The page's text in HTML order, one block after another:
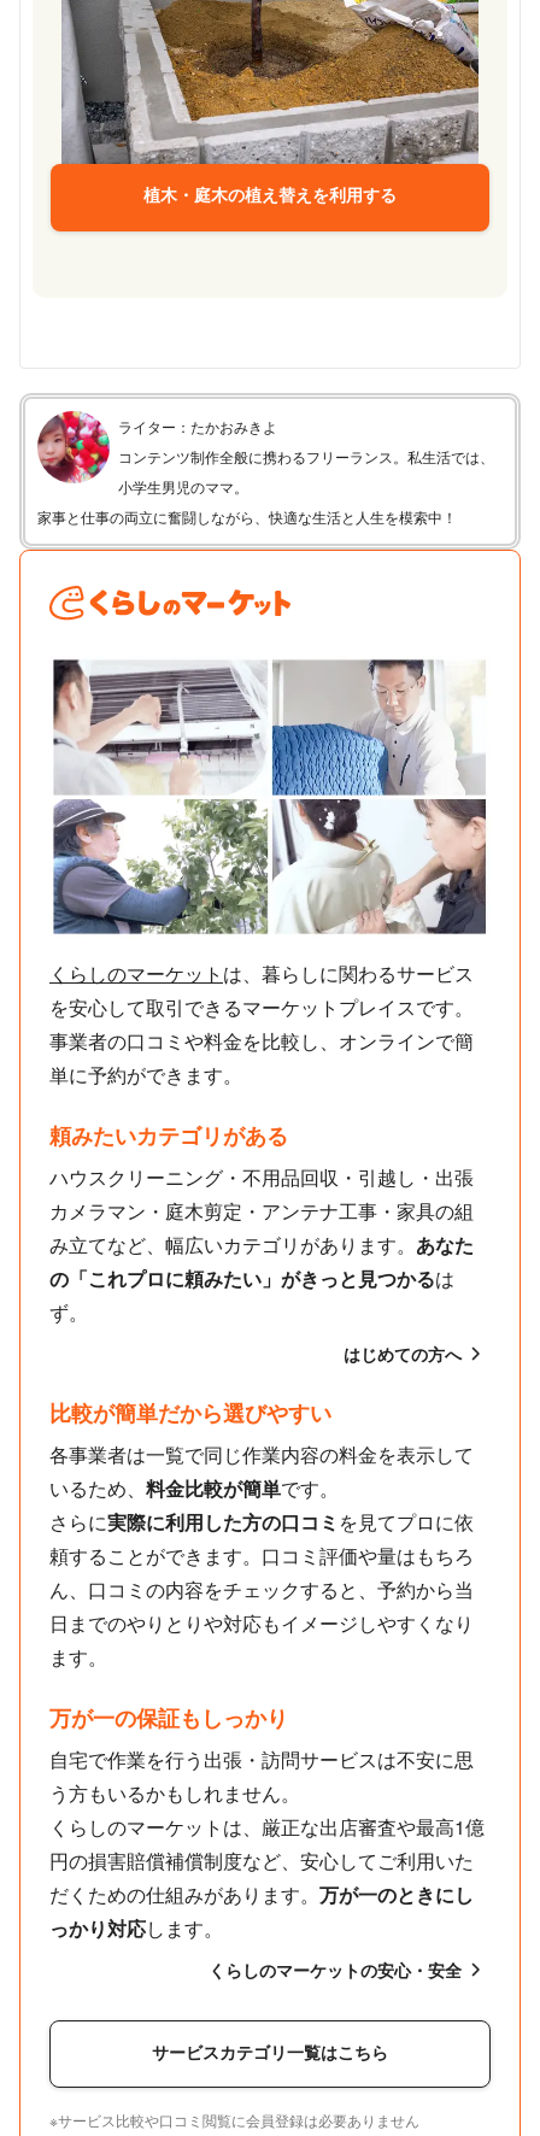
植木・庭木の植え替えを利用する
ライター：たかおみきよ
コンテンツ制作全般に携わるフリーランス。私生活では、
小学生男児のママ。
家事と仕事の両立に奮闘しながら、快適な生活と人生を模索中！
くらしのマーケット は、暮らしに関わるサービス
を安心して取引できるマーケットプレイスです。
事業者の口コミや料金を比較し、オンラインで簡
単に予約ができます。
頼みたいカテゴリがある
ハウスクリーニング・不用品回収・引越し・出張
カメラマン・庭木剪定・アンテナ工事・家具の組
み立てなど、幅広いカテゴリがあります。 あなた
の「これプロに頼みたい」がきっと見つかるは
ず。
はじめての方へ
比較が簡単だから選びやすい
各事業者は一覧で同じ作業内容の料金を表示して
いるため、 料金比較が簡単です。
さらに実際に利用した方の口コミ を見てプロに依
頼することができます。口コミ評価や量はもちろ
ん、口コミの内容をチェックすると、予約から当
日までのやりとりや対応もイメージしやすくなり
ます。
万が一の保証もしっかり
自宅で作業を行う出張・訪問サービスは不安に思
う方もいるかもしれません。
くらしのマーケットは、厳正な出店審査や最高1億
円の損害賠償補償制度など、安心してご利用いた
だくための仕組みがあります。 万が一のときにし
っかり対応します。
くらしのマーケットの安心・安全
サービスカテゴリ一覧はこちら
※サービス比較や口コミ閲覧に会員登録は必要ありません